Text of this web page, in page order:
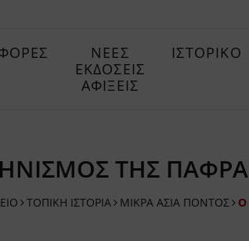
ΝΕΕΣ
ΕΚΔΟΣΕΙΣ
ΑΦΙΞΕΙΣ
ΙΣΤΟΡΙΚΟ
ΤΗΣ
ΤΟΠΙΚΗ ΙΣΤΟΡΙΑ ΜΙΚΡΑ ΑΣΙΑ ΠΟΝΤΟΣ Ο